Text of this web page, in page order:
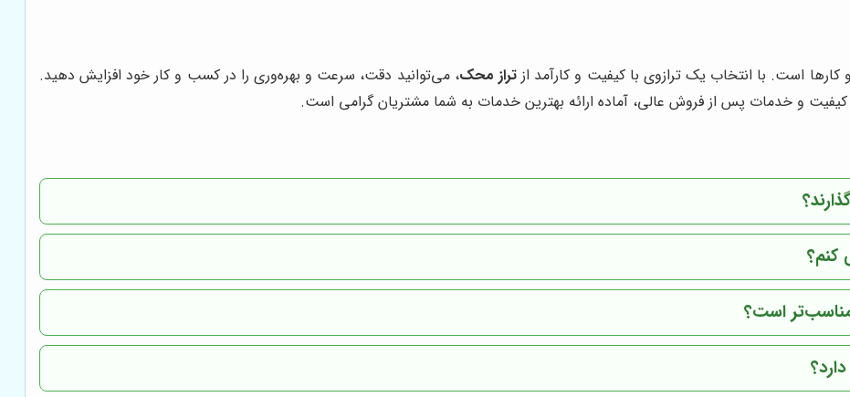
تراز محک، می‌توانید دقت، سرعت و بهره‌وری را در کسب و کار خود افزایش دهید.
کیفیت و خدمات پس از فروش عالی، آماده ارائه بهترین خدمات به شما مشتریان گرامی است.